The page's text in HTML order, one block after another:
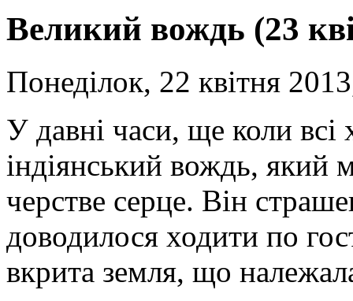
Великий вождь (23
Понеділок, 22 квітня
У давні часи, ще коли всі
індіянський вождь, який
черстве серце. Він
доводилося ходити по
вкрита земля, що